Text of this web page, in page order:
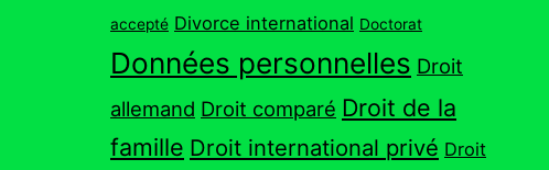
accepté Divorce international Doctorat
Données personnelles Droit
allemand Droit comparé Droit de la
famille Droit international privé Droit